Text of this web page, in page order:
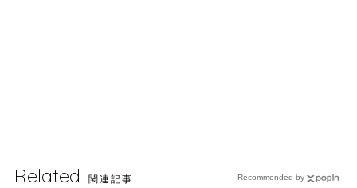
Related 関連記事 Recommended by